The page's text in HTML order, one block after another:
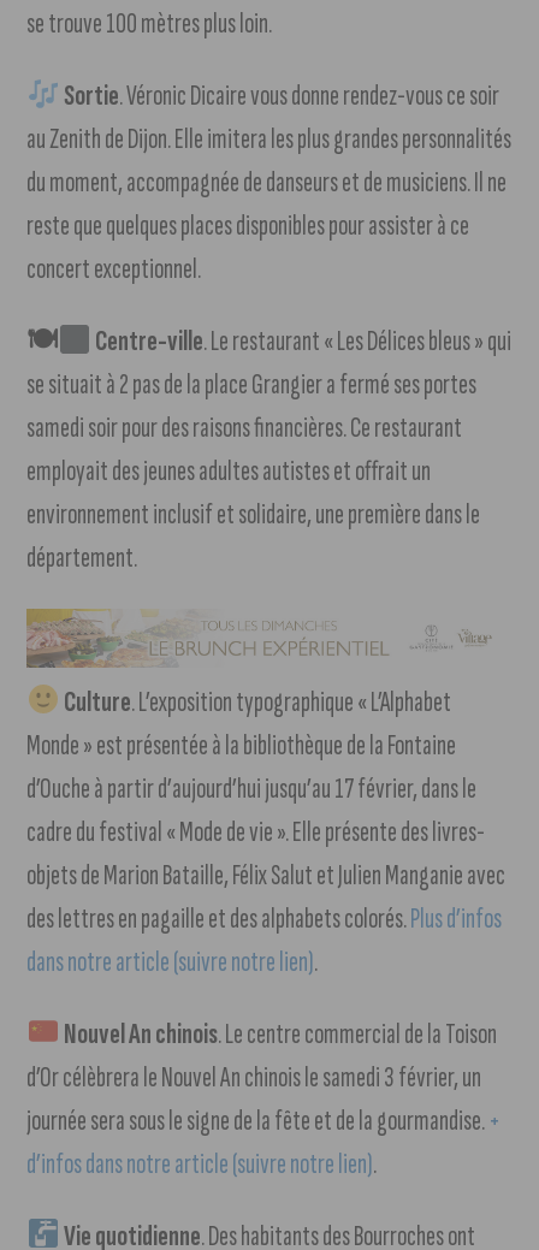
se trouve 100 mètres plus loin.
Sortie. Véronic Dicaire vous donne rendez-vous ce soir
au Zenith de Dijon. Elle imitera les plus grandes personnalités
du moment, accompagnée de danseurs et de musiciens. Il ne
reste que quelques places disponibles pour assister à ce
concert exceptionnel.
🍽 Centre-ville. Le restaurant « Les Délices bleus » qui
se situait à 2 pas de la place Grangier a fermé ses portes
samedi soir pour des raisons financières. Ce restaurant
employait des jeunes adultes autistes et offrait un
environnement inclusif et solidaire, une première dans le
département.
Culture. L’exposition typographique « L’Alphabet
Monde » est présentée à la bibliothèque de la Fontaine
d’Ouche à partir d’aujourd’hui jusqu’au 17 février, dans le
cadre du festival « Mode de vie ». Elle présente des livres-
objets de Marion Bataille, Félix Salut et Julien Manganie avec
des lettres en pagaille et des alphabets colorés.Plus d’infos
dans notre article (suivre notre lien).
Nouvel An chinois. Le centre commercial de la Toison
d’Or célèbrera le Nouvel An chinois le samedi 3 février, un
journée sera sous le signe de la fête et de la gourmandise.+
d’infos dans notre article (suivre notre lien).
Vie quotidienne. Des habitants des Bourroches ont